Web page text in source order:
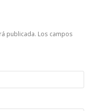
publicada. Los campos